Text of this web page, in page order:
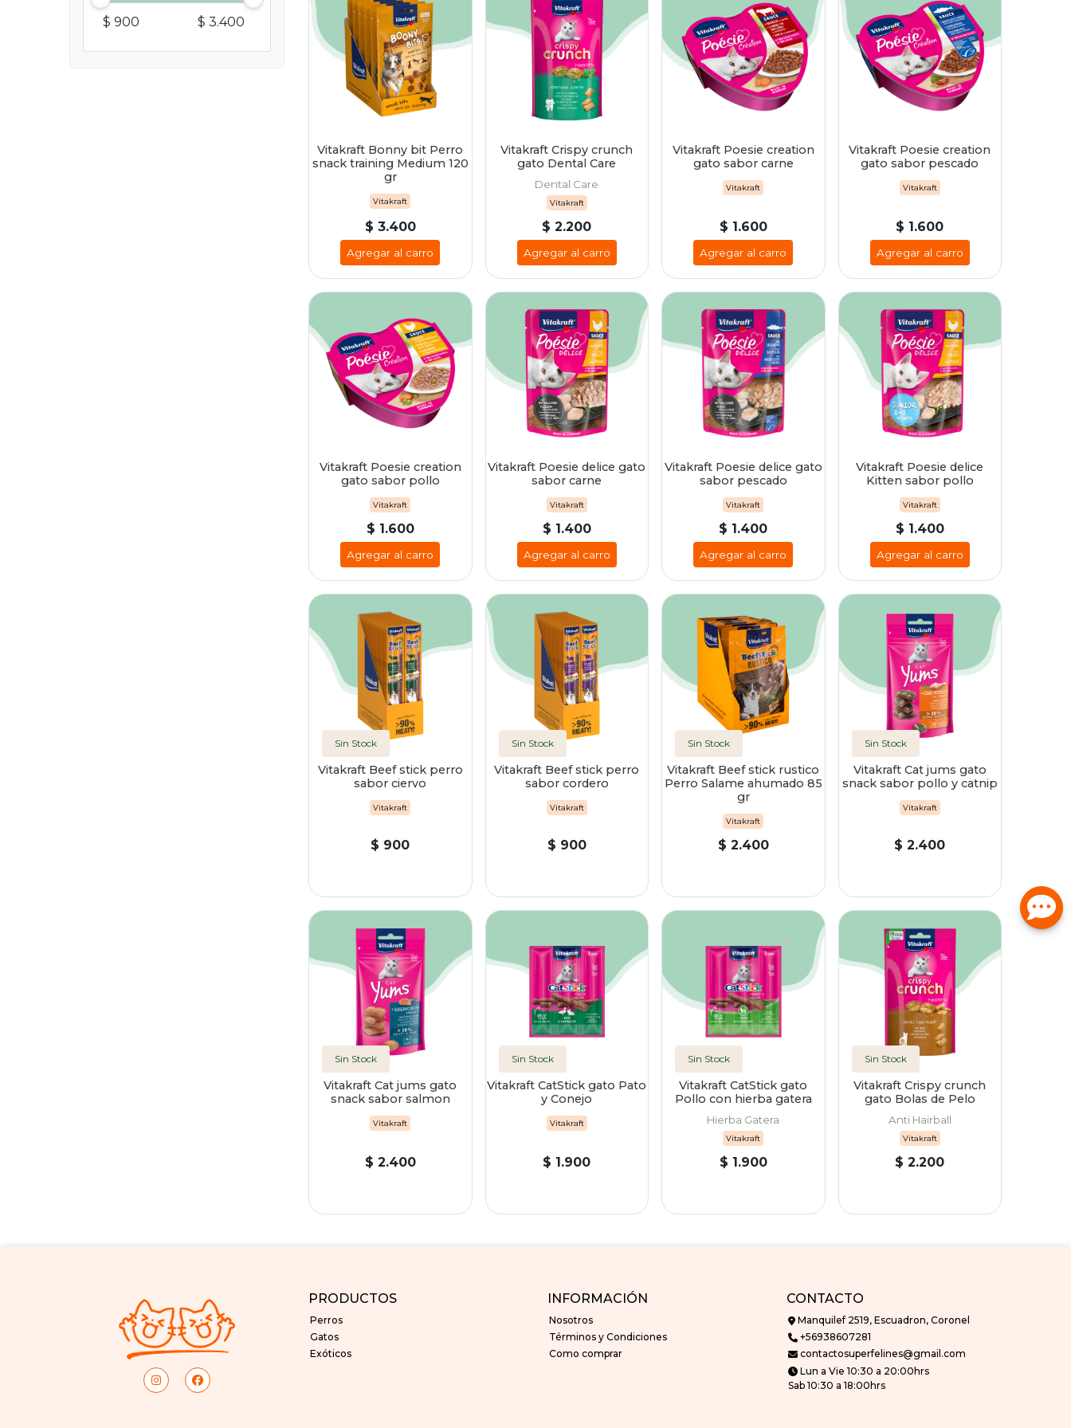
$ 900 $ 3.400
Vitakraft Bonny bit Perro
snack training Medium 120
gr
Vitakraft
$ 3.400
Agregar al carro
Vitakraft Crispy crunch
gato Dental Care
Dental Care
Vitakraft
$ 2.200
Agregar al carro
Vitakraft Poesie creation
gato sabor carne
Vitakraft
$ 1.600
Agregar al carro
Vitakraft Poesie creation
gato sabor pescado
Vitakraft
$ 1.600
Agregar al carro
Vitakraft Poesie creation
gato sabor pollo
Vitakraft
$ 1.600
Agregar al carro
Vitakraft Poesie delice gato
sabor carne
Vitakraft
$ 1.400
Agregar al carro
Vitakraft Poesie delice gato
sabor pescado
Vitakraft
$ 1.400
Agregar al carro
Vitakraft Poesie delice
Kitten sabor pollo
Vitakraft
$ 1.400
Agregar al carro
Sin Stock
Vitakraft Beef stick perro
sabor ciervo
Vitakraft
$ 900
Sin Stock
Vitakraft Beef stick perro
sabor cordero
Vitakraft
$ 900
Sin Stock
Vitakraft Beef stick rustico
Perro Salame ahumado 85
gr
Vitakraft
$ 2.400
Sin Stock
Vitakraft Cat jums gato
snack sabor pollo y catnip
Vitakraft
$ 2.400
Sin Stock
Vitakraft Cat jums gato
snack sabor salmon
Vitakraft
$ 2.400
Sin Stock
Vitakraft CatStick gato Pato
y Conejo
Vitakraft
$ 1.900
Sin Stock
Vitakraft CatStick gato
Pollo con hierba gatera
Hierba Gatera
Vitakraft
$ 1.900
Sin Stock
Vitakraft Crispy crunch
gato Bolas de Pelo
Anti Hairball
Vitakraft
$ 2.200
PRODUCTOS
Perros
Gatos
Exóticos
INFORMACIÓN
Nosotros
Términos y Condiciones
Como comprar
CONTACTO
Manquilef 2519, Escuadron, Coronel
+56938607281
contactosuperfelines@gmail.com
Lun a Vie 10:30 a 20:00hrs
Sab 10:30 a 18:00hrs